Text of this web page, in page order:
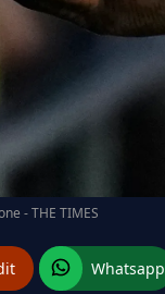
- THE TIMES
Whatsapp